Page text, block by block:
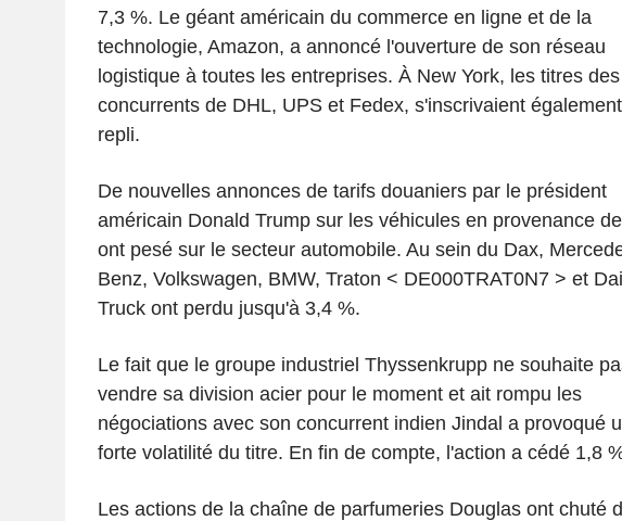
7,3 %. Le géant américain du commerce en ligne et de la
technologie, Amazon, a annoncé l'ouverture de son réseau
logistique à toutes les entreprises. À New York, les titres des
concurrents de DHL, UPS et Fedex, s'inscrivaient
repli.
De nouvelles annonces de tarifs douaniers par le président
américain Donald Trump sur les véhicules en provenance
ont pesé sur le secteur automobile. Au sein du Dax,
Benz, Volkswagen, BMW, Traton < DE000TRAT0N7 > et
Truck ont perdu jusqu'à 3,4 %.
Le fait que le groupe industriel Thyssenkrupp ne souhaite
vendre sa division acier pour le moment et ait rompu les
négociations avec son concurrent indien Jindal a provoqué
forte volatilité du titre. En fin de compte, l'action a cédé 1,8
Les actions de la chaîne de parfumeries Douglas ont chuté